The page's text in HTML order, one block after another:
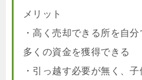
メリット
・高く売却できる所を自
多くの資金を獲得できる
・引っ越す必要が無く、